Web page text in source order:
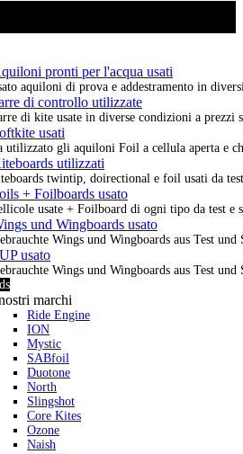
pronti per l'acqua usati
aquiloni di prova e addestramento in
di controllo utilizzate
di kite usate in diverse condizioni a prezzi
usati
utilizzato gli aquiloni Foil a cellula aperta e
utilizzati
twintip, doirectional e foil usati da
+ Foilboards usato
usate + Foilboard di ogni tipo da test e
und Wingboards usato
Wings und Wingboards aus Test und
usato
Wings und Wingboards aus Test und
marchi
Ride Engine
ION
Mystic
SABfoil
Duotone
North
Slingshot
Core Kites
Ozone
Naish